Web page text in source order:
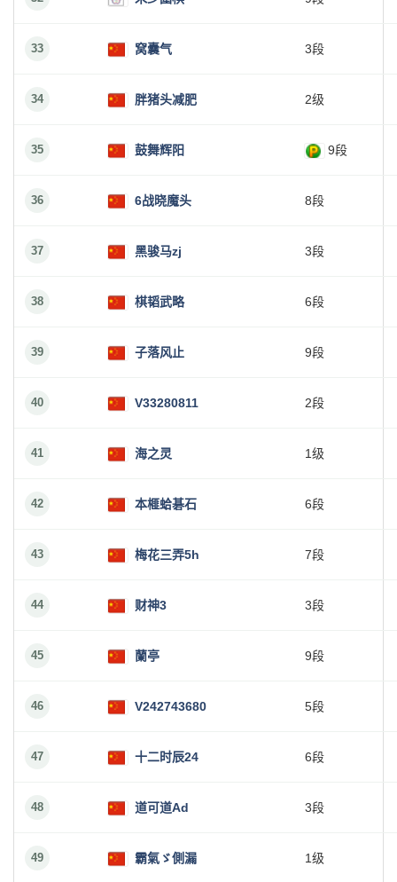
33 窝囊气 3段
34 胖猪头减肥 2级
35 鼓舞辉阳 9段
36 6战晓魔头 8段
37 黑骏马zj 3段
38 棋韬武略 6段
39 子落风止 9段
40 V33280811 2段
41 海之灵 1级
42 本榧蛤碁石 6段
43 梅花三弄5h 7段
44 财神3 3段
45 蘭亭 9段
46 V242743680 5段
47 十二时辰24 6段
48 道可道Ad 3段
49 霸氣ゞ側漏 1级